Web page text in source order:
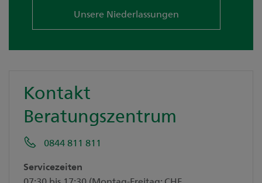
Unsere Niederlassungen
Kontakt
Beratungszentrum
0844 811 811
Servicezeiten